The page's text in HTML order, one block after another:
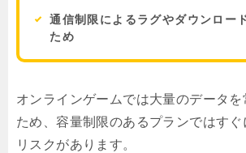
通信制限によるラグやダウンロー
ため
オンラインゲームでは大量のデータを
ため、容量制限のあるプランではすぐ
リスクがあります。